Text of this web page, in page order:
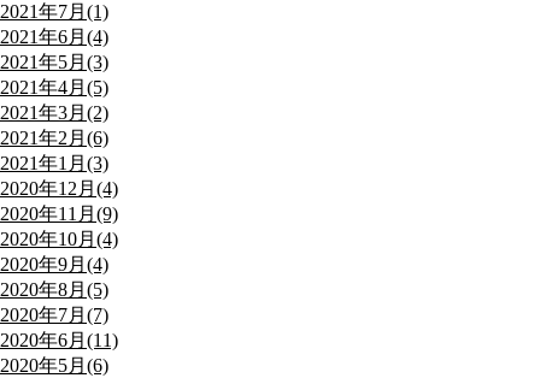
2021年7月(1)
2021年6月(4)
2021年5月(3)
2021年4月(5)
2021年3月(2)
2021年2月(6)
2021年1月(3)
2020年12月(4)
2020年11月(9)
2020年10月(4)
2020年9月(4)
2020年8月(5)
2020年7月(7)
2020年6月(11)
2020年5月(6)